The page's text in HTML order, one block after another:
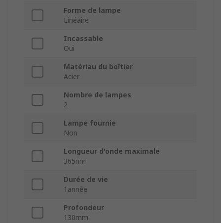
Forme de lampe
Linéaire
Incassable
Oui
Matériau du boîtier
Acier
Nombre de lampes
2
Lampe fournie
Non
Longueur d'onde maximale
365nm
Durée de vie
1année
Profondeur
130mm